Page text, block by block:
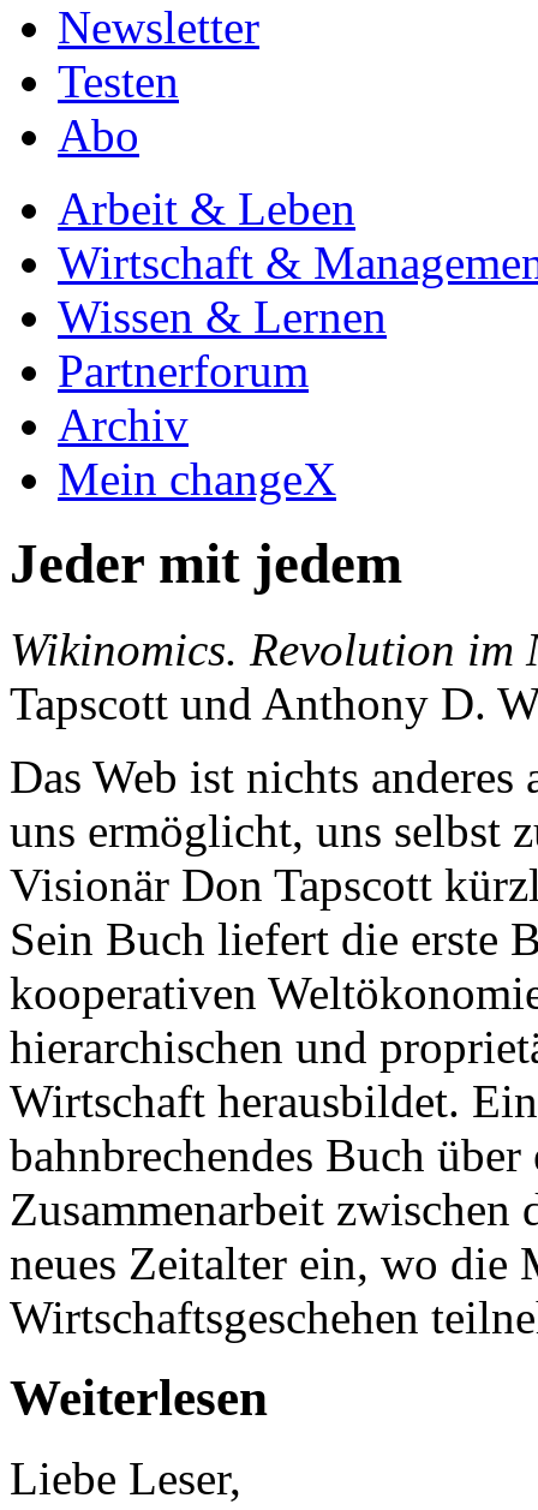
Newsletter
Testen
Abo
Arbeit & Leben
Wirtschaft &
Wissen & Lernen
Partnerforum
Archiv
Mein changeX
Jeder mit jedem
Wikinomics. Revolution im
Tapscott und Anthony D.
Das Web ist nichts
uns ermöglicht, uns selbst
Visionär Don Tapscott
Sein Buch liefert die erste
kooperativen
hierarchischen und
Wirtschaft herausbildet.
bahnbrechendes Buch
Zusammenarbeit
neues Zeitalter ein, wo die
Wirtschaftsgeschehen
Weiterlesen
Liebe Leser,